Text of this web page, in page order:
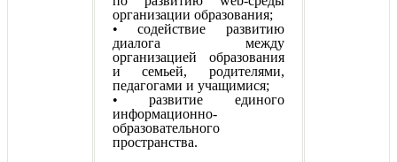
организации образования;
• содействие развитию
диалога между
организацией образования
и семьей, родителями,
педагогами и учащимися;
• развитие единого
информационно-
образовательного
пространства.